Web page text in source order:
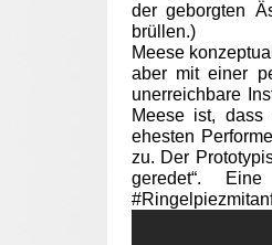
der geborgten
brüllen.)
Meese
aber mit einer
unerreichbare
Meese ist, dass
ehesten
zu. Der
geredet“.